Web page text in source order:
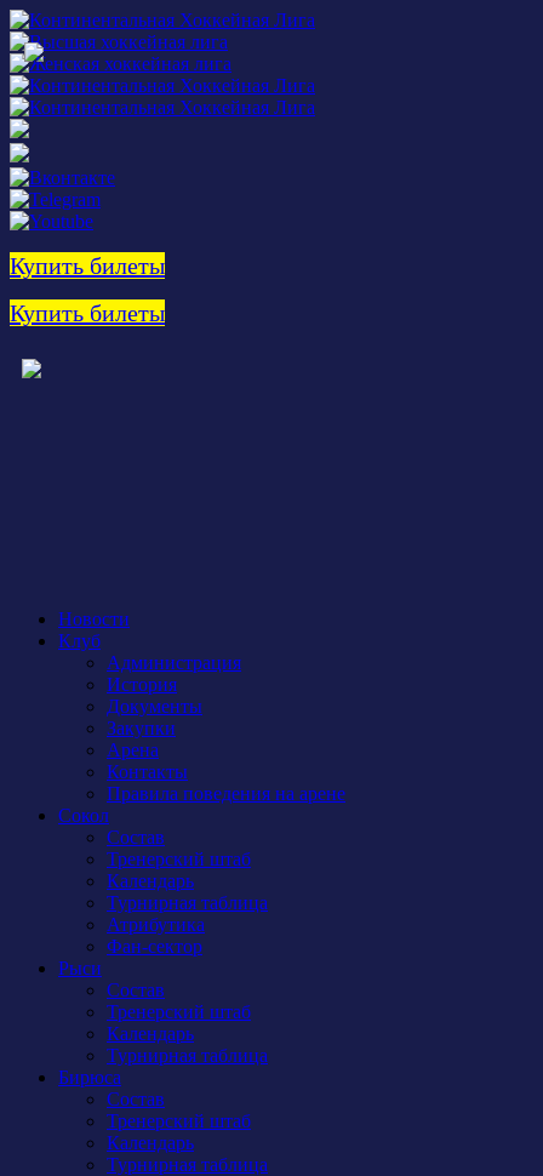
Купить билеты
Купить билеты
Новости
Клуб
Администрация
История
Документы
Закупки
Арена
Контакты
Правила поведения на арене
Сокол
Состав
Тренерский штаб
Календарь
Турнирная таблица
Атрибутика
Фан-сектор
Рыси
Состав
Тренерский штаб
Календарь
Турнирная таблица
Бирюса
Состав
Тренерский штаб
Календарь
Турнирная таблица